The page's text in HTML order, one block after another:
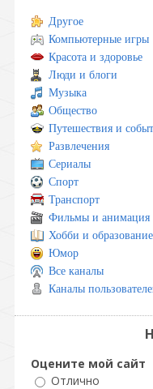
Другое
Компьютерные игры
Красота и здоровье
Люди и блоги
Музыка
Общество
Путешествия и
Развлечения
Сериалы
Спорт
Транспорт
Фильмы и анимация
Хобби и образование
Юмор
Все каналы
Каналы
Оцените мой сайт
Отлично